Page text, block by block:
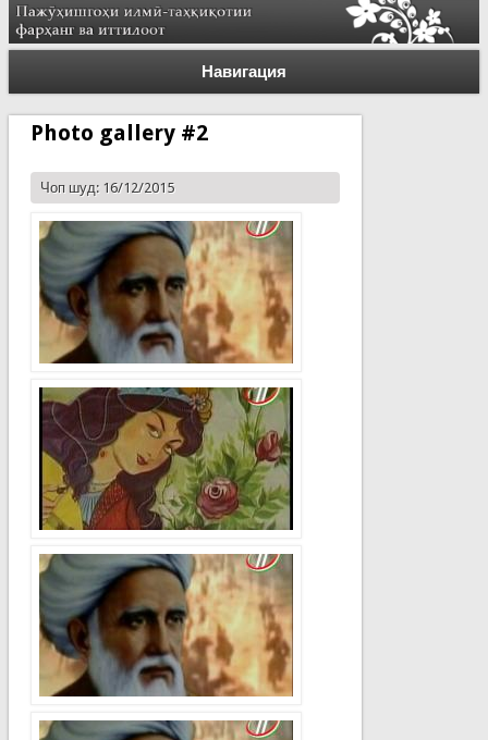
Навигация
Photo gallery #2
Чоп шуд: 16/12/2015